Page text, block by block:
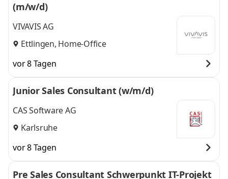
(m/w/d)
VIVAVIS AG
Ettlingen, Home-Office
vor 8 Tagen
Junior Sales Consultant (w/m/d)
CAS Software AG
Karlsruhe
vor 8 Tagen
Pre Sales Consultant Schwerpunkt IT-Projekt